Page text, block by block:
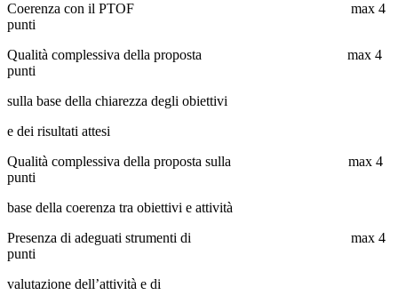
Coerenza con il PTOF max 4
punti
Qualità complessiva della proposta max 4
punti
sulla base della chiarezza degli obiettivi
e dei risultati attesi
Qualità complessiva della proposta sulla max 4
punti
base della coerenza tra obiettivi e attività
Presenza di adeguati strumenti di max 4
punti
valutazione dell’attività e di